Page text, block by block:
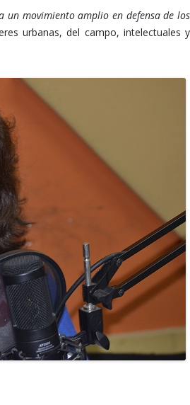
un movimiento amplio en defensa de los
urbanas, del campo, intelectuales y